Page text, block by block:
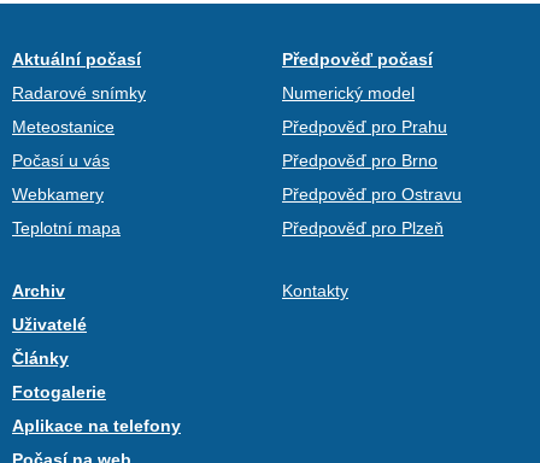
Aktuální počasí
Radarové snímky
Meteostanice
Počasí u vás
Webkamery
Teplotní mapa
Předpověď počasí
Numerický model
Předpověď pro Prahu
Předpověď pro Brno
Předpověď pro Ostravu
Předpověď pro Plzeň
Archiv
Uživatelé
Články
Fotogalerie
Aplikace na telefony
Kontakty